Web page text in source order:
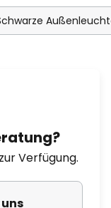
Verfügung.